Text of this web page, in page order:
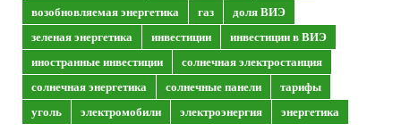
возобновляемая энергетика
газ
доля ВИЭ
зеленая энергетика
инвестиции
инвестиции в ВИЭ
иностранные инвестиции
солнечная электростанция
солнечная энергетика
солнечные панели
тарифы
уголь
электромобили электроэнергия энергетика